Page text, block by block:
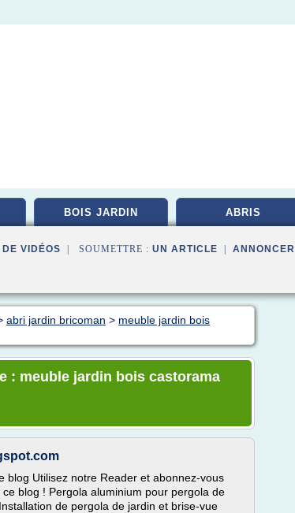
BOIS JARDIN ABRIS
VIDÉOS | SOUMETTRE : UN ARTICLE ANNONCER
abri jardin bricoman > meuble jardin bois
: meuble jardin bois castorama
blog Utilisez notre Reader et abonnez-vous
blog ! Pergola aluminium pour pergola de
de pergola de jardin et brise-vue